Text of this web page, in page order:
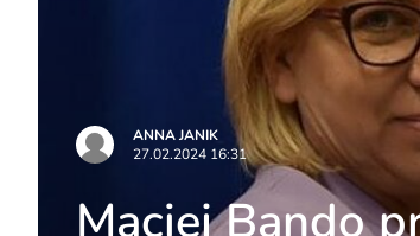
ANNA JANIK
27.02.2024 16:31
Maciej Bando